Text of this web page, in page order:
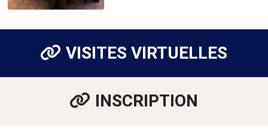
VISITES VIRTUELLES
INSCRIPTION